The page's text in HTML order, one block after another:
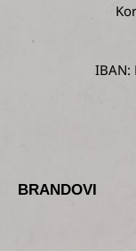
IBAN:
BRANDOVI